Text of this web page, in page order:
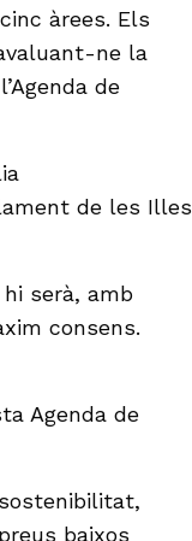
àrees. Els
ne la
de
de les Illes
serà, amb
consens.
Agenda de
baixos